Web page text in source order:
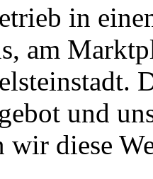
in
am
und
wir diese